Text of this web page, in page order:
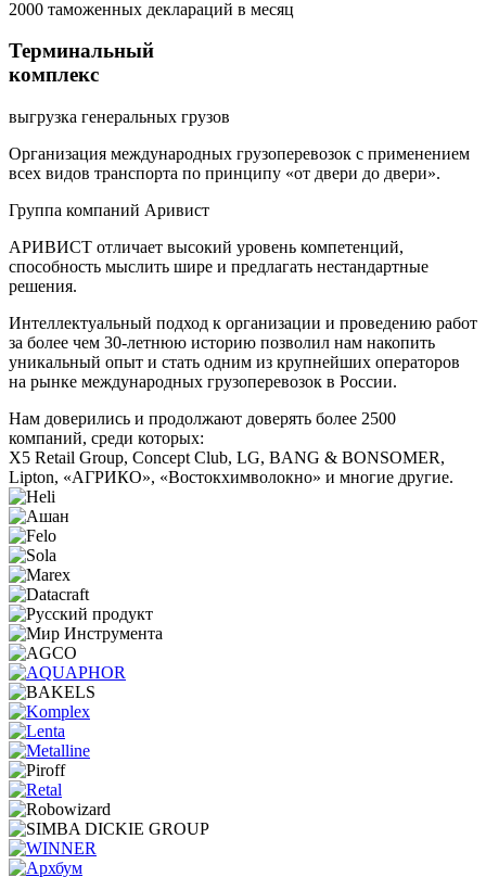
2000 таможенных деклараций в месяц
Терминальный
комплекс
выгрузка генеральных грузов
Организация международных грузоперевозок с применением
всех видов транспорта по принципу «от двери до двери».
Группа компаний Аривист
АРИВИСТ отличает высокий уровень компетенций,
способность мыслить шире и предлагать нестандартные
решения.
Интеллектуальный подход к организации и проведению работ
за более чем 30-летнюю историю позволил нам накопить
уникальный опыт и стать одним из крупнейших операторов
на рынке международных грузоперевозок в России.
Нам доверились и продолжают доверять более 2500
компаний, среди которых:
X5 Retail Group, Concept Club, LG, BANG & BONSOMER,
Lipton, «АГРИКО», «Востокхимволокно» и многие другие.